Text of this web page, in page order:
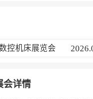
控机床展览会
会详情